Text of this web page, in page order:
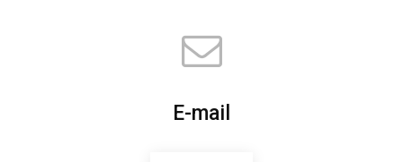
E-mail